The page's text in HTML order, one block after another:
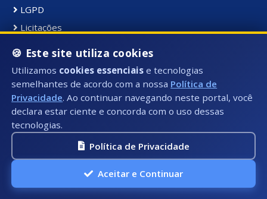
LGPD
Licitações
Obras
Ouvidoria
P. Privacidade
PCM
Pesquisa de Satisfação
Pessoal
🍪 Este site utiliza cookies
Utilizamos cookies essenciais e tecnologias
semelhantes de acordo com a nossa Política de
Privacidade. Ao continuar navegando neste portal, você
declara estar ciente e concorda com o uso dessas
tecnologias.
Política de Privacidade
Aceitar e Continuar